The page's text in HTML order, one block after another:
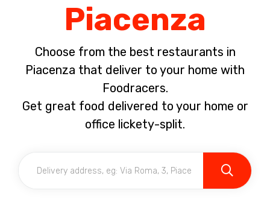
Piacenza
Choose from the best restaurants in
Piacenza that deliver to your home with
Foodracers.
Get great food delivered to your home or
office lickety-split.